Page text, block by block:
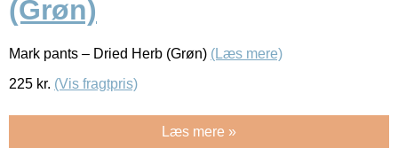
(Grøn)
Mark pants – Dried Herb (Grøn) (Læs mere)
225 kr. (Vis fragtpris)
Læs mere »